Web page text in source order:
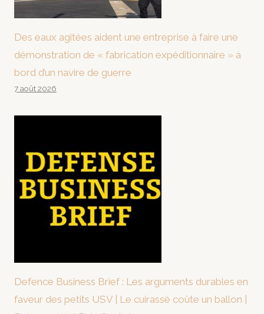
Des eaux agitées aident une entreprise à faire une
démonstration de « fabrication expéditionnaire » à
bord d’un navire de guerre
7 août 2026
Defence Business Brief : Les arguments durables en
faveur des petits USV | Le cuirassé coûte un ballon |